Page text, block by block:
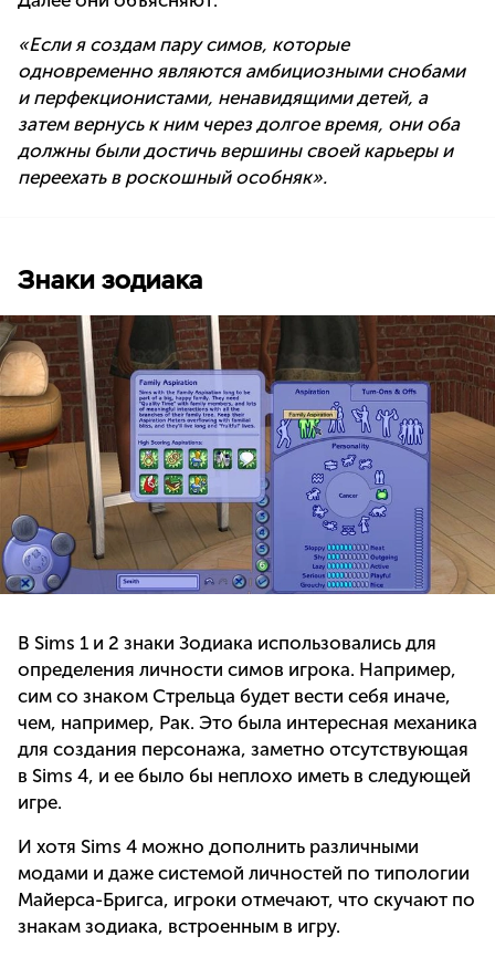
«Если я создам пару симов, которые
одновременно являются амбициозными снобами
и перфекционистами, ненавидящими детей, а
затем вернусь к ним через долгое время, они оба
должны были достичь вершины своей карьеры и
переехать в роскошный особняк».
Знаки зодиака
В Sims 1 и 2 знаки Зодиака использовались для
определения личности симов игрока. Например,
сим со знаком Стрельца будет вести себя иначе,
чем, например, Рак. Это была интересная механика
для создания персонажа, заметно отсутствующая
в Sims 4, и ее было бы неплохо иметь в следующей
игре.
И хотя Sims 4 можно дополнить различными
модами и даже системой личностей по типологии
Майерса-Бригса, игроки отмечают, что скучают по
знакам зодиака, встроенным в игру.